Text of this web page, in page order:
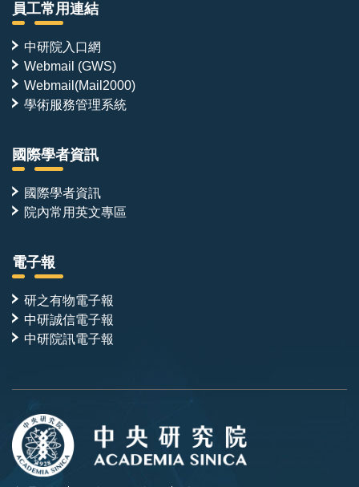
員工常用連結
中研院入口網
Webmail (GWS)
Webmail(Mail2000)
學術服務管理系統
國際學者資訊
國際學者資訊
院內常用英文專區
電子報
研之有物電子報
中研誠信電子報
中研院訊電子報